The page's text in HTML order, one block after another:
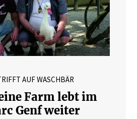
AUF WASCHBÄR
Farm lebt im
Genf weiter